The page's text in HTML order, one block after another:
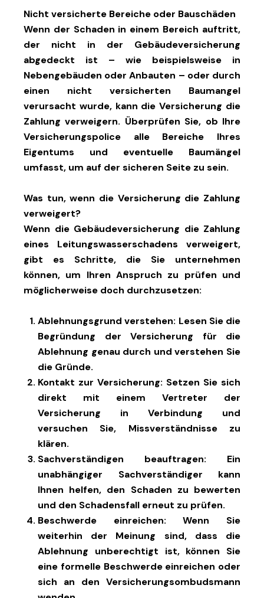
Nicht versicherte Bereiche oder Bauschäden
Wenn der Schaden in einem Bereich auftritt,
der nicht in der Gebäudeversicherung
abgedeckt ist – wie beispielsweise in
Nebengebäuden oder Anbauten – oder durch
einen nicht versicherten Baumangel
verursacht wurde, kann die Versicherung die
Zahlung verweigern. Überprüfen Sie, ob Ihre
Versicherungspolice alle Bereiche Ihres
Eigentums und eventuelle Baumängel
umfasst, um auf der sicheren Seite zu sein.
Was tun, wenn die Versicherung die Zahlung
verweigert?
Wenn die Gebäudeversicherung die Zahlung
eines Leitungswasserschadens verweigert,
gibt es Schritte, die Sie unternehmen
können, um Ihren Anspruch zu prüfen und
möglicherweise doch durchzusetzen:
Ablehnungsgrund verstehen: Lesen Sie die
Begründung der Versicherung für die
Ablehnung genau durch und verstehen Sie
die Gründe.
Kontakt zur Versicherung: Setzen Sie sich
direkt mit einem Vertreter der
Versicherung in Verbindung und
versuchen Sie, Missverständnisse zu
klären.
Sachverständigen beauftragen: Ein
unabhängiger Sachverständiger kann
Ihnen helfen, den Schaden zu bewerten
und den Schadensfall erneut zu prüfen.
Beschwerde einreichen: Wenn Sie
weiterhin der Meinung sind, dass die
Ablehnung unberechtigt ist, können Sie
eine formelle Beschwerde einreichen oder
sich an den Versicherungsombudsmann